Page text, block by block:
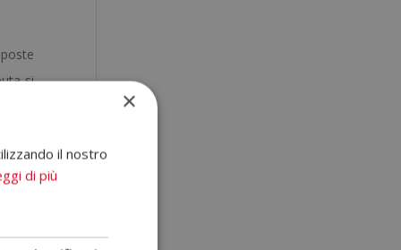
si
le
×
il nostro
di più